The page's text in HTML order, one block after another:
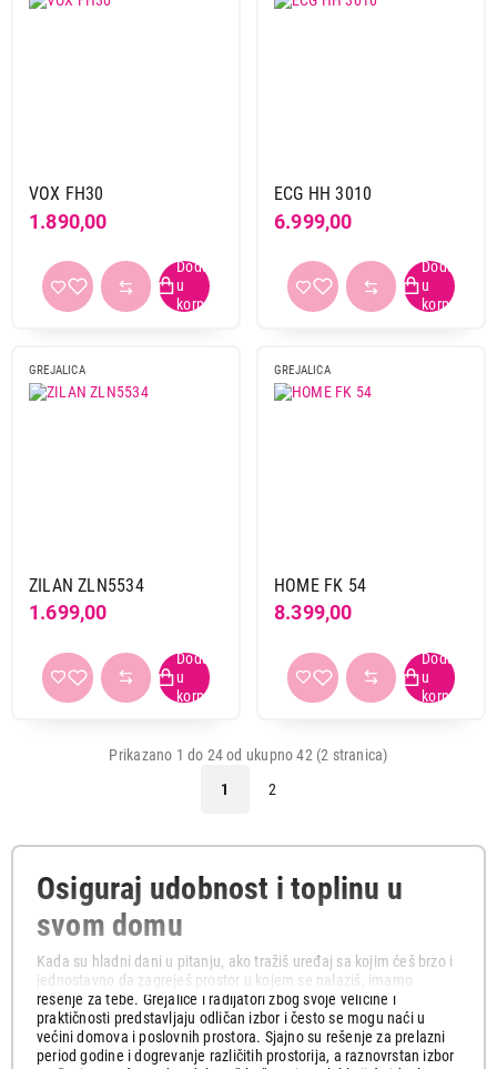
VOX FH30
1.890,00
ECG HH 3010
6.999,00
GREJALICA
ZILAN ZLN5534
1.699,00
GREJALICA
HOME FK 54
8.399,00
Prikazano 1 do 24 od ukupno 42 (2 stranica)
1
2
Osiguraj udobnost i toplinu u
svom domu
Kada su hladni dani u pitanju, ako tražiš uređaj sa kojim ćeš brzo i
jednostavno da zagreješ prostor u kojem se nalaziš, imamo
rešenje za tebe. Grejalice i radijatori zbog svoje veličine i
praktičnosti predstavljaju odličan izbor i često se mogu naći u
većini domova i poslovnih prostora. Sjajno su rešenje za prelazni
period godine i dogrevanje različitih prostorija, a raznovrstan izbor